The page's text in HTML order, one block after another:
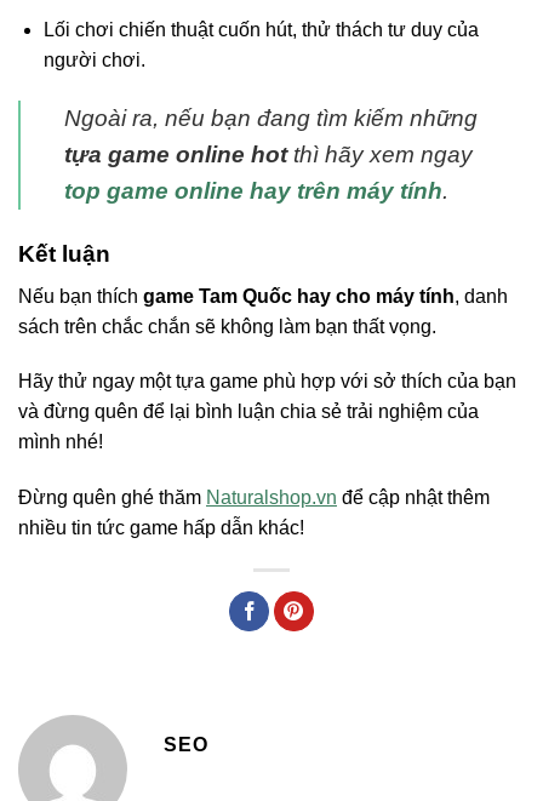
Lối chơi chiến thuật cuốn hút, thử thách tư duy của
người chơi.
Ngoài ra, nếu bạn đang tìm kiếm những
tựa game online hotthì hãy xem ngay
top game online hay trên máy tính.
Kết luận
Nếu bạn thích game Tam Quốc hay cho máy tính, danh
sách trên chắc chắn sẽ không làm bạn thất vọng.
Hãy thử ngay một tựa game phù hợp với sở thích của bạn
và đừng quên để lại bình luận chia sẻ trải nghiệm của
mình nhé!
Đừng quên ghé thăm Naturalshop.vn để cập nhật thêm
nhiều tin tức game hấp dẫn khác!
SEO